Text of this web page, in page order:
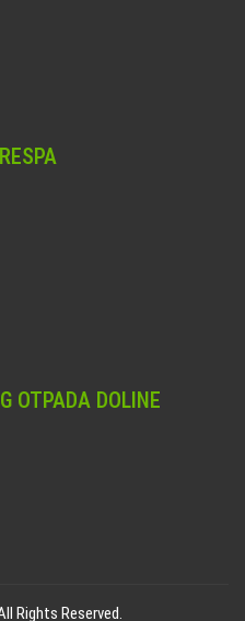
OTPADA DOLINE
Rights Reserved.